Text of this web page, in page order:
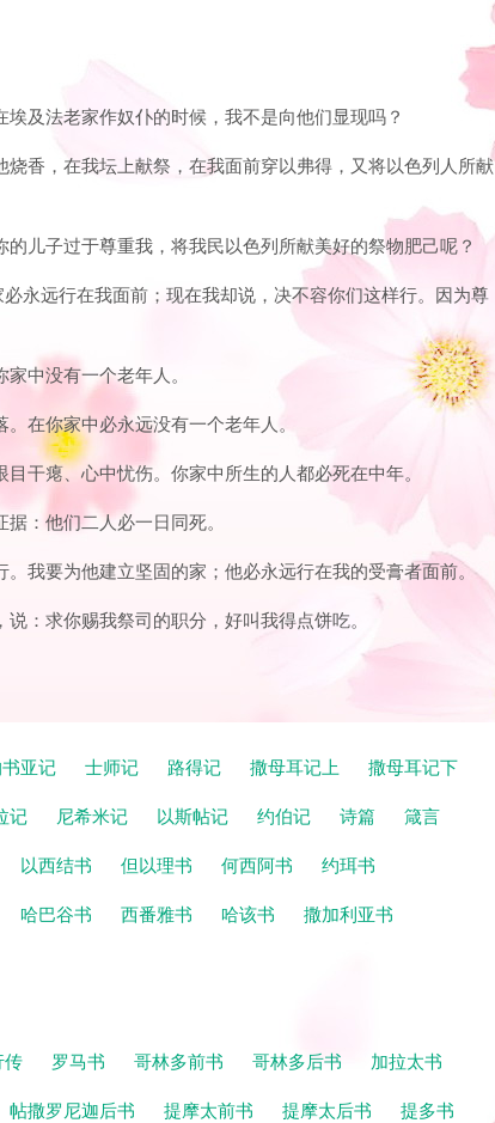
及法老家作奴仆的时候，我不是向他们显现吗？
香，在我坛上献祭，在我面前穿以弗得，又将以色列人所献
儿子过于尊重我，将我民以色列所献美好的祭物肥己呢？
永远行在我面前；现在我却说，决不容你们这样行。因为尊
中没有一个老年人。
在你家中必永远没有一个老年人。
干瘪、心中忧伤。你家中所生的人都必死在中年。
：他们二人必一日同死。
我要为他建立坚固的家；他必永远行在我的受膏者面前。
：求你赐我祭司的职分，好叫我得点饼吃。
亚记 士师记 路得记 撒母耳记上
撒母耳记下
记 尼希米记 以斯帖记 约伯记 诗篇
箴言
以西结书 但以理书 何西阿书
约珥书
哈巴谷书 西番雅书 哈该书
撒加利亚书
传 罗马书 哥林多前书 哥林多后书
加拉太书
帖撒罗尼迦后书 提摩太前书 提摩太后书
提多书